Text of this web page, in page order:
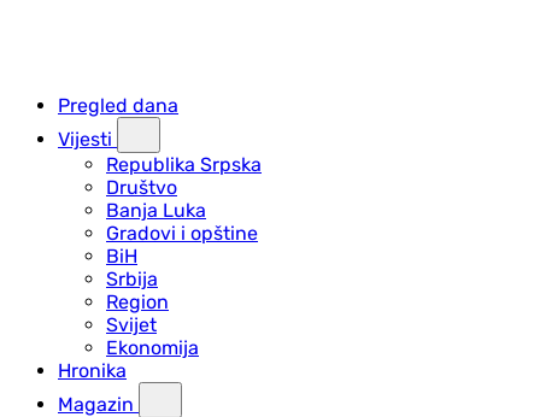
Pregled dana
Vijesti
Republika Srpska
Društvo
Banja Luka
Gradovi i opštine
BiH
Srbija
Region
Svijet
Ekonomija
Hronika
Magazin